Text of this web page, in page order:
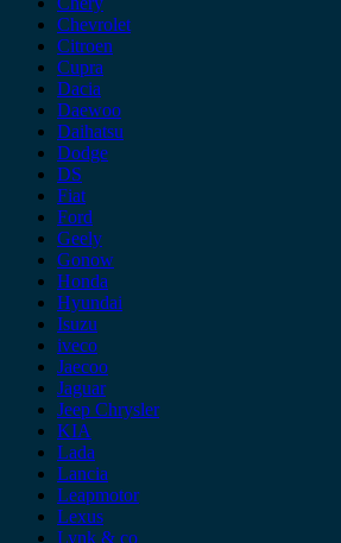
Chevrolet
Citroen
Cupra
Dacia
Daewoo
Daihatsu
Dodge
DS
Fiat
Ford
Geely
Gonow
Honda
Hyundai
Isuzu
iveco
Jaecoo
Jaguar
Jeep Chrysler
KIA
Lada
Lancia
Leapmotor
Lexus
Lynk & co